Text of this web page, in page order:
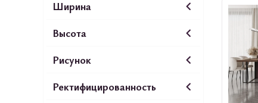
Ширина
Высота
Рисунок
Ректифицированность